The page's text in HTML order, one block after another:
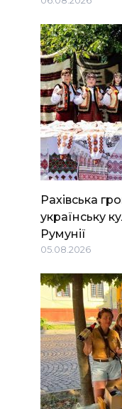
Рахівська
українську
Румунії
05.08.2026